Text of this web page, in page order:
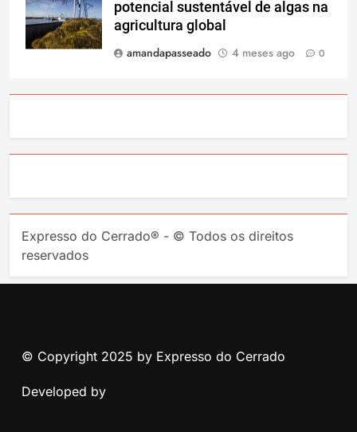
potencial sustentável de algas na
agricultura global
amandapasseado
4 meses ago 0
Expresso do Cerrado® - © Todos os direitos
reservados
© Copyright 2025 by Expresso do Cerrado
Developed by